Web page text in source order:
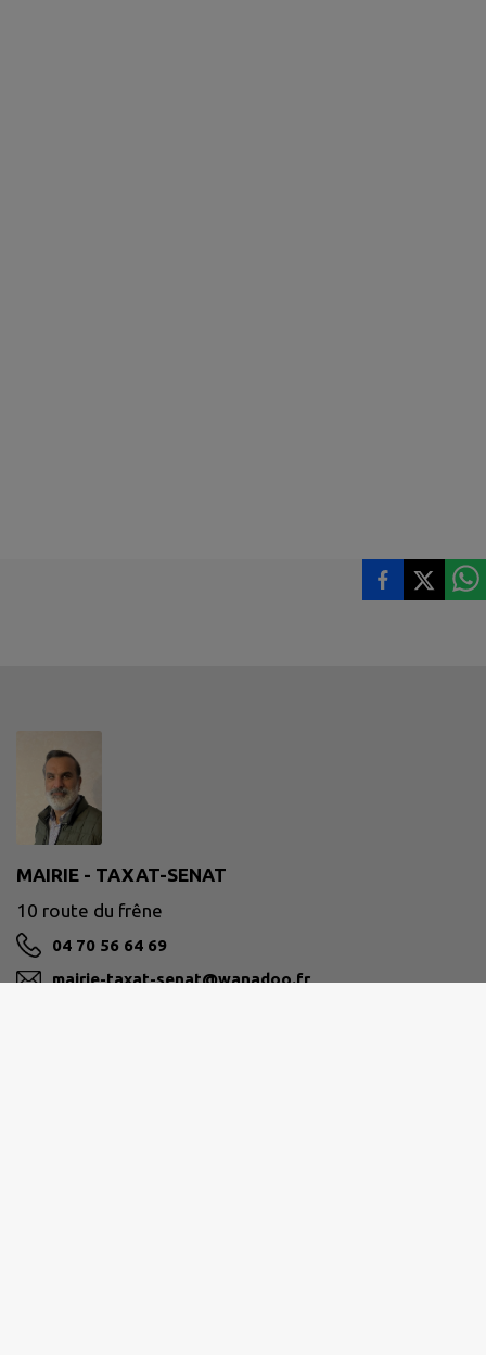
MAIRIE - TAXAT-SENAT
10 route du frêne
04 70 56 64 69
mairie-taxat-senat@wanadoo.fr